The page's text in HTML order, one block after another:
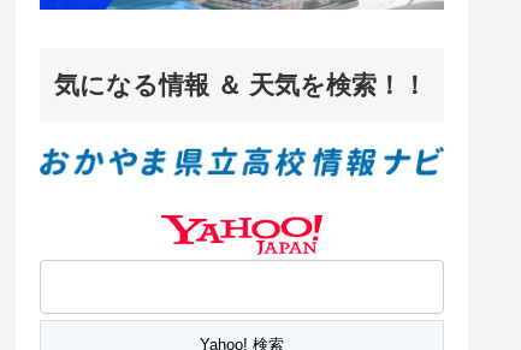
気になる情報 ＆ 天気を検索！！